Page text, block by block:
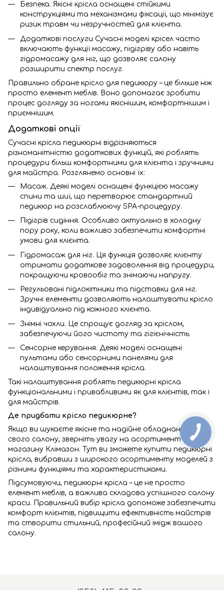
Безпека. Якісні крісла оснащені стійкими
конструкціями та механізмами фіксації, що мінімізує
ризик травм чи незручностей для клієнта.
Додаткові послуги Сучасні моделі крісел часто
включають функції масажу, підігріву або навіть
гідромасажу для ніг, що дозволяє салону
розширити спектр послуг.
Правильно обране крісло для педикюру – це більше ніж
просто елемент меблів. Воно допомагає зробити
процес догляду за ногами якіснішим, комфортнішим і
приємнішим.
Додаткові опції
Сучасні крісла педикюрні відрізняються
різноманітністю додаткових функцій, які роблять
процедури більш комфортними для клієнта і зручними
для майстра. Розглянемо основні їх:
Масаж. Деякі моделі оснащені функцією масажу
спини та шиї, що перетворює стандартний
педикюр на розслаблюючу SPA-процедуру.
Підігрів сидіння. Особливо актуально в холодну
пору року, коли важливо забезпечити комфортні
умови для клієнта.
Гідромасаж для ніг. Ця функція дозволяє клієнту
отримати додаткове задоволення від процедури,
покращуючи кровообіг та знімаючи напругу.
Регульовані підлокітники та підставки для ніг.
Зручні елементи дозволяють налаштувати крісло
індивідуально під кожного клієнта.
Знімні чохли. Це спрощує догляд за кріслом,
забезпечуючи його чистоту та гігієнічність.
Сенсорне керування. Деякі моделі оснащені
пультами або сенсорними панелями для
налаштування положення крісла.
Такі налаштування роблять педикюрні крісла
функціональними і привабливими як для клієнтів, так і
для майстрів.
Де придбати крісло педикюрне?
Якщо ви шукаєте якісне та надійне обладнання для
свого салону, зверніть увагу на асортимент
магазину Клімазон. Тут ви зможете купити педикюрні
крісла, вибравши з широкого асортименту моделей з
різними функціями та характеристиками.
Підсумовуючи, педикюрні крісла – це не просто
елемент меблів, а важлива складова успішного салону
краси. Правильний вибір крісла допоможе забезпечити
комфорт клієнтів, підвищити ефективність майстрів
та створити стильний, професійний імідж вашого
салону.